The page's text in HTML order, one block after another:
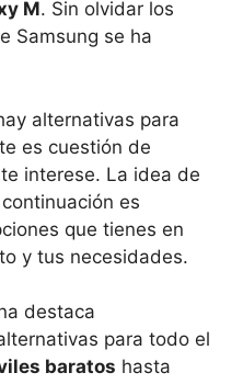
M. Sin olvidar los
Samsung se ha
alternativas para
es cuestión de
interese. La idea de
es
que tienes en
y tus necesidades.
destaca
para todo el
baratos hasta